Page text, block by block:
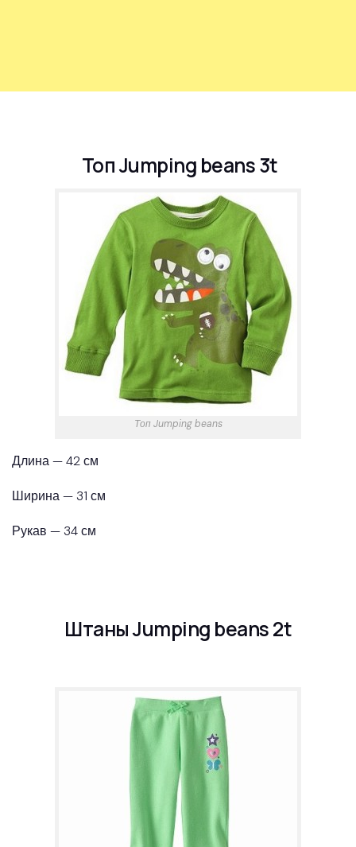
Топ Jumping beans 3t
Топ Jumping beans
Длина — 42 см
Ширина — 31 см
Рукав — 34 см
Штаны Jumping beans 2t